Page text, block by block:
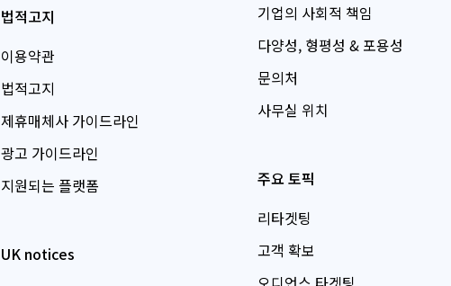
법적고지
이용약관
법적고지
제휴매체사 가이드라인
광고 가이드라인
지원되는 플랫폼
UK notices
기업의 사회적 책임
다양성, 형평성 & 포용성
문의처
사무실 위치
주요 토픽
리타겟팅
고객 확보